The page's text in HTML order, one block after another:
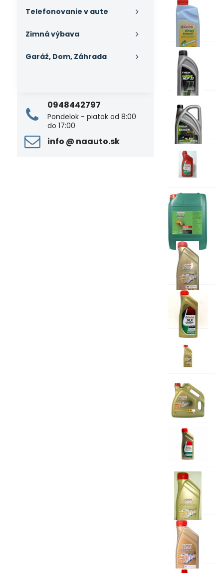
0948442797
Pondelok - piatok od 8:00
do 17:00
info ​@ naauto​.sk
Telefonovanie v aute
Zimná výbava
Garáž, Dom, Záhrada